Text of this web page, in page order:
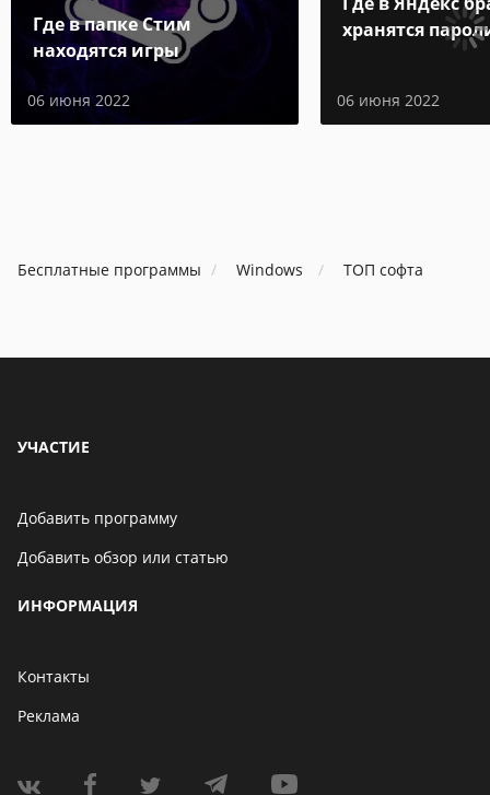
Где в папке Стим
находятся игры
06 июня 2022
хранятся
06 июня 2022
Бесплатные программы Windows ТОП софта
УЧАСТИЕ
Добавить программу
Добавить обзор или статью
ИНФОРМАЦИЯ
Контакты
Реклама